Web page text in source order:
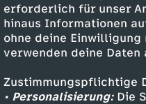
erforderlich für unser
hinaus Informationen
ohne deine
verwenden deine Daten
Zustimmungspflichtige
• Personalisierung:Die